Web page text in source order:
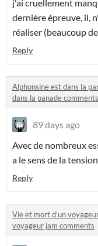
j'ai cruellement
dernière épreuve, il,
réaliser (beaucoup
Reply
Alphonsine est dans la
dans la panade comments
89 days ago
Avec de nombreux
a le sens de la
Reply
Vie et mort d'un
voyageur jam comments